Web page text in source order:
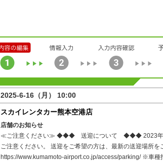
2025-6-16（月） 10:00
スカイレンタカー熊本空港店
店舗のお知らせ
≪ご注意ください≫ ◆◆◆ 送迎について ◆◆◆ 2023年3月
ご注意ください。 送迎をご希望の方は、最新の送迎場所を
https://www.kumamoto-airport.co.jp/access/parking/ ※車